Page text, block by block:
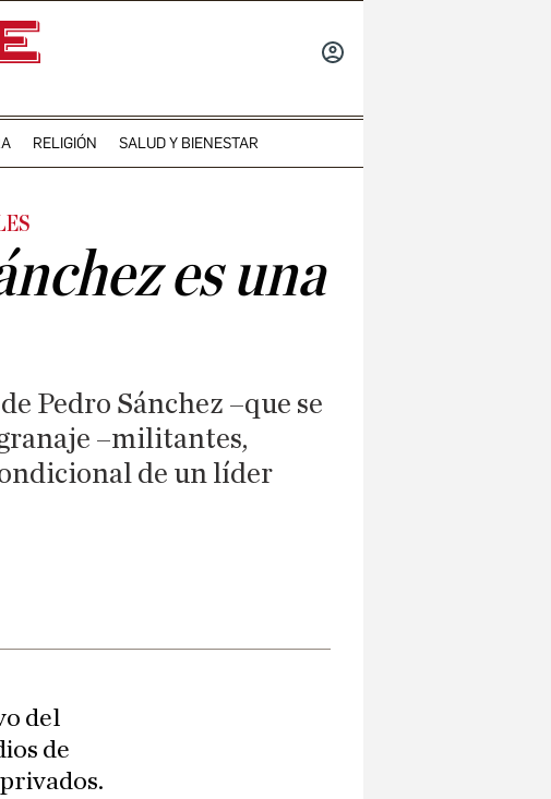
RELIGIÓN SALUD Y BIENESTAR
es una
Pedro Sánchez –que se
–militantes,
de un líder
del
de